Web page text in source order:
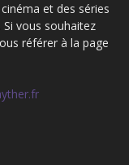
et des séries
vous souhaitez
référer à la page